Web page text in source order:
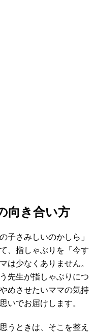
向き合い方
子さみしいのかしら」
、指しゃぶりを「今す
は少なくありません。
先生が指しゃぶりにつ
めさせたいママの気持
でお届けします。
うときは、そこを整え